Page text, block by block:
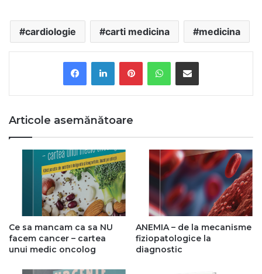
cardiologie carti medicina medicina
Articole asemănătoare
Ce sa mancam ca sa NU
facem cancer – cartea
unui medic oncolog
ANEMIA – de la mecanisme
fiziopatologice la
diagnostic